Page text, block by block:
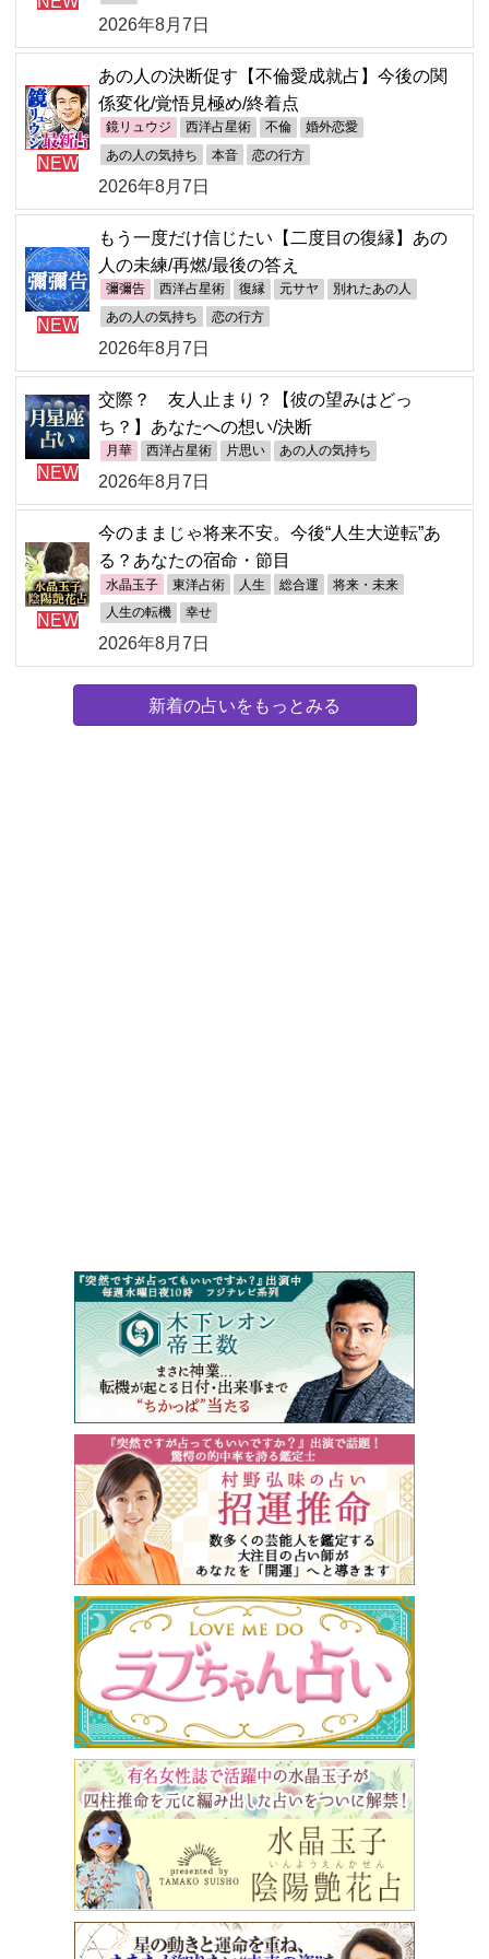
2026年8月7日
NEW
あの人の決断促す【不倫愛成就占】今後の関
係変化/覚悟見極め/終着点
鏡リュウジ 西洋占星術 不倫 婚外恋愛
あの人の気持ち 本音 恋の行方
2026年8月7日
NEW
もう一度だけ信じたい【二度目の復縁】あの
人の未練/再燃/最後の答え
彌彌告 西洋占星術 復縁 元サヤ 別れたあの人
あの人の気持ち 恋の行方
2026年8月7日
NEW
交際？ 友人止まり？【彼の望みはどっ
ち？】あなたへの想い/決断
月華 西洋占星術 片思い あの人の気持ち
2026年8月7日
NEW
今のままじゃ将来不安。今後“人生大逆転”あ
る？あなたの宿命・節目
水晶玉子 東洋占術 人生 総合運 将来・未来
人生の転機 幸せ
2026年8月7日
新着の占いをもっとみる